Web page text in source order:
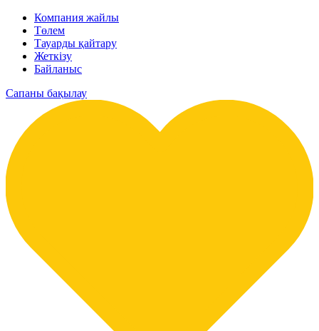
Компания жайлы
Төлем
Тауарды қайтару
Жеткізу
Байланыс
Сапаны бақылау